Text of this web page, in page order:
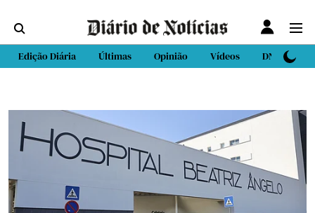
Edição Diária Últimas Opinião Vídeos DN Sport